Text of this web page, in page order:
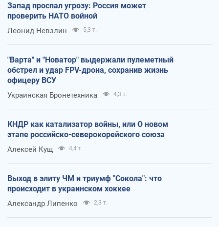
Запад проспал угрозу: Россия может
проверить НАТО войной
Леонид Невзлин 5,3 т.
"Варта" и "Новатор" выдержали пулеметный
обстрел и удар FPV-дрона, сохранив жизнь
офицеру ВСУ
Украинская Бронетехника 4,3 т.
КНДР как катализатор войны, или О новом
этапе российско-северокорейского союза
Алексей Кущ 4,4 т.
Выход в элиту ЧМ и триумф "Сокола": что
происходит в украинском хоккее
Александр Липенко 2,3 т.